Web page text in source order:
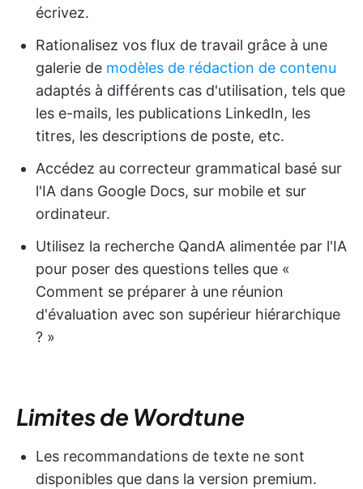
écrivez.
Rationalisez vos flux de travail grâce à une
galerie de modèles de rédaction de contenu
adaptés à différents cas d'utilisation, tels que
les e-mails, les publications LinkedIn, les
titres, les descriptions de poste, etc.
Accédez au correcteur grammatical basé sur
l'IA dans Google Docs, sur mobile et sur
ordinateur.
Utilisez la recherche QandA alimentée par l'IA
pour poser des questions telles que «
Comment se préparer à une réunion
d'évaluation avec son supérieur hiérarchique
? »
Limites de Wordtune
Les recommandations de texte ne sont
disponibles que dans la version premium.